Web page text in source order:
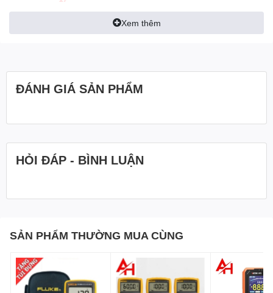
Thông số kỹ thuật Đồng hồ vạn năng
hiện kim
APECH AM-289
Xem thêm
ĐÁNH GIÁ SẢN PHẨM
HỎI ĐÁP - BÌNH LUẬN
SẢN PHẨM THƯỜNG MUA CÙNG